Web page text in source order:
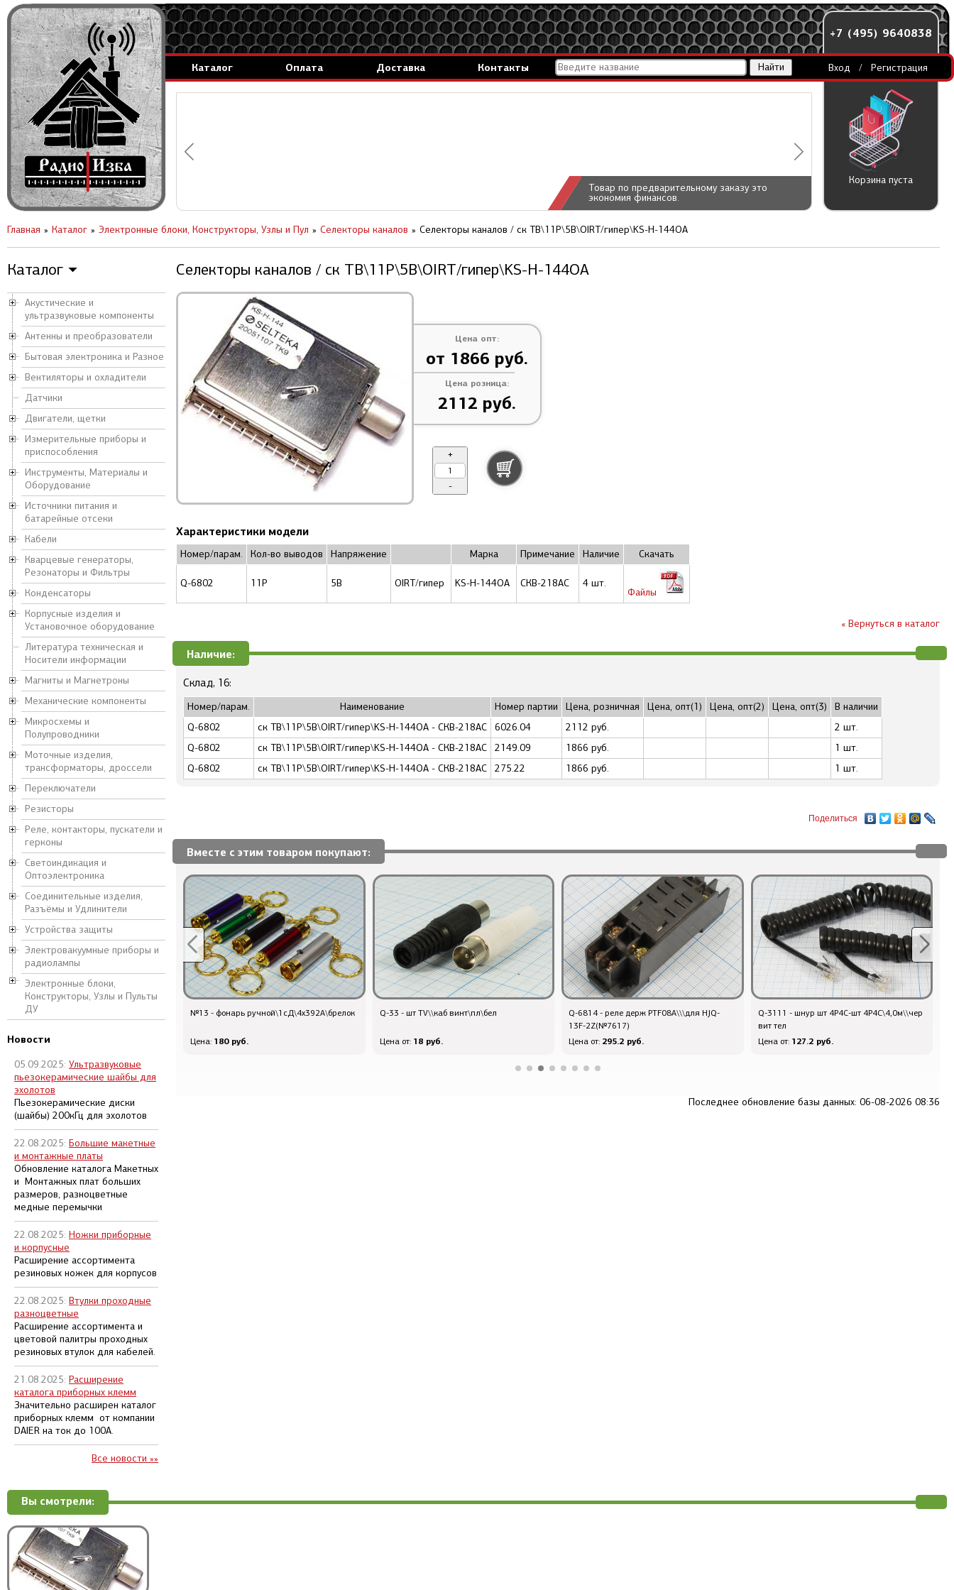
Каталог Оплата Доставка Контакты
генераторы.
за 1 день.
Товар по предварительному заказу это
экономия финансов.
+7 (495) 9640838
Вход / Регистрация
Корзина пуста
Каталог ▼
Акустические и
ультразвуковые компоненты
Антенны и преобразователи
Бытовая электроника и Разное
Вентиляторы и охладители
Датчики
Двигатели, щетки
Измерительные приборы и
приспособления
Инструменты, Материалы и
Оборудование
Источники питания и
батарейные отсеки
Кабели
Кварцевые генераторы,
Резонаторы и Фильтры
Конденсаторы
Корпусные изделия и
Установочное оборудование
Литература техническая и
Носители информации
Магниты и Магнетроны
Механические компоненты
Микросхемы и
Полупроводники
Моточные изделия,
трансформаторы, дроссели
Переключатели
Резисторы
Реле, контакторы, пускатели и
герконы
Светоиндикация и
Оптоэлектроника
Соединительные изделия,
Разъёмы и Удлинители
Устройства защиты
Электровакуумные приборы и
радиолампы
Электронные блоки,
Конструкторы, Узлы и Пульты
ДУ
Новости
05.09.2025: Ультразвуковые
пьезокерамические шайбы для
эхолотов
Пьезокерамические диски
(шайбы) 200кГц для эхолотов
22.08.2025: Большие макетные
и монтажные платы
Обновление каталога Макетных
и Монтажных плат больших
размеров, разноцветные
медные перемычки
22.08.2025: Ножки приборные
и корпусные
Расширение ассортимента
резиновых ножек для корпусов
22.08.2025: Втулки проходные
разноцветные
Расширение ассортимента и
цветовой палитры проходных
резиновых втулок для кабелей.
21.08.2025: Расширение
каталога приборных клемм
Значительно расширен каталог
приборных клемм от компании
DAIER на ток до 100А.
Все новости »»
Селекторы каналов / ск ТВ\11P\5В\OIRT/гипер\KS-H-144OA
Главная Каталог Электронные блоки, Конструкторы, Узлы и Пул Селекторы каналов Селекторы каналов / ск ТВ\11P\5В\OIRT/гипер\KS-H-144OA
Цена опт:
от 1866 руб.
Цена розница:
2112 руб.
+
-
Характеристики модели
Номер/парам. Кол-во выводов Напряжение Марка Примечание Наличие Скачать
Q-6802 11P 5В OIRT/гипер KS-H-144OA СКВ-218АС 4 шт.
Файлы
« Вернуться в каталог
Наличие:
Склад, 16:
Номер/парам. Наименование Номер партии Цена, розничная Цена, опт(1) Цена, опт(2) Цена, опт(3)
В наличии
Q-6802
ск ТВ\11P\5В\OIRT/гипер\KS-H-144OA - СКВ-218АС 6026.04 2112 руб.
2 шт.
Q-6802
ск ТВ\11P\5В\OIRT/гипер\KS-H-144OA - СКВ-218АС 2149.09 1866 руб.
1 шт.
Q-6802
ск ТВ\11P\5В\OIRT/гипер\KS-H-144OA - СКВ-218АС 275.22 1866 руб. 1 шт.
Поделиться
Вместе с этим товаром покупают:
транз 2SC3356 \NPN\20В 0,1А\SOT-
Цена от:40.8 руб.
№13 - фонарь ручной\1сД\4x392A\брелок
Цена: 180 руб.
Q-33 - шт TV\\каб винт\пл\бел
Цена от: 18 руб.
Q-6814 - реле держ PTF08A\\\для HJQ-
13F-2Z(№7617)
Цена от: 295.2 руб.
Q-3111 - шнур шт 4P4C-шт 4P4C\4,0м\\чер
вит тел
Цена от: 127.2 руб.
Последнее обновление базы данных: 06-08-2026 08:36
Вы смотрели: